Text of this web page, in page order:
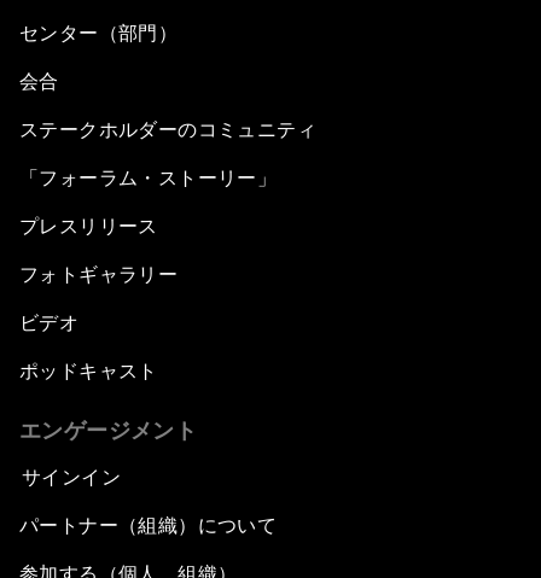
センター（部門）
会合
ステークホルダーのコミュニティ
「フォーラム・ストーリー」
プレスリリース
フォトギャラリー
ビデオ
ポッドキャスト
エンゲージメント
サインイン
パートナー（組織）について